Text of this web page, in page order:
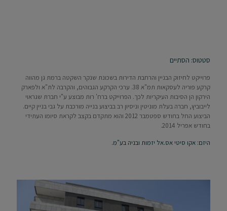
סטטוס: הסתיים
פרוייקט לחיזוק הבניין והרחבת הדירות בשכונת שנקר השקטה ברמת גן מהווה
קרקע פוריה לעסקאות תמ"א 38. ערכי הקרקע הגבוהים, והקרבה לת"א ולפארק
הירקון הן הסיבות העיקריות לכך. הפרוייקט ברח' רות מבוצע ע"י חברת שגראוי
לייבוביץ, חברה בעלת מוניטין וניסיון רב בביצוע בנייה מורכבת על גבי בניין קיים.
הביצוע החל בחודש ספטמבר 2012 והוא מתקדם בקצב לקראת סיומו העתידי
בחודש אפריל 2014.
היזם: אקו סיטי אס.אל יזמות ובניה בע"מ.